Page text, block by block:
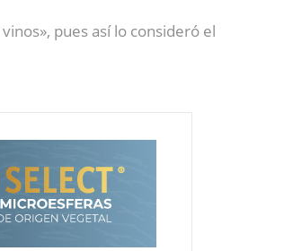
pues así lo consideró el